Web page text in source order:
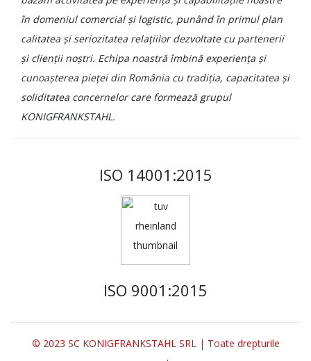
în domeniul comercial și logistic, punând în primul plan
calitatea și seriozitatea relațiilor dezvoltate cu partenerii
și clienții noștri. Echipa noastră îmbină experiența și
cunoașterea pieței din România cu tradiția, capacitatea și
soliditatea concernelor care formează grupul
KONIGFRANKSTAHL.
ISO 14001:2015
ISO 9001:2015
© 2023 SC KONIGFRANKSTAHL SRL | Toate drepturile